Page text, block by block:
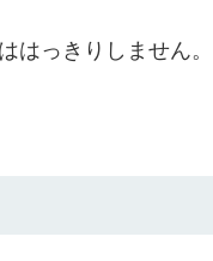
はっきりしません。